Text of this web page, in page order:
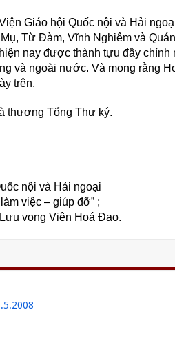
Giáo hội Quốc nội và Hải
Từ Đàm, Vĩnh Nghiêm và
nay được thành tựu đầy
và ngoài nước. Và mong rằng
trên.
thượng Tổng Thư ký.
nội và Hải ngoại
việc – giúp đỡ” ;
vong Viện Hoá Đạo.